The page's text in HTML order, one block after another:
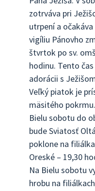
zotrváva pri
utrpení a
vigíliu Pánovho
štvrtok po sv.
hodinu. Tento
adorácii s
Veľký piatok je
mäsitého
Bielu sobotu do
bude Sviatosť
poklone na
Oreské – 19,30
Na Bielu sobotu
hrobu na